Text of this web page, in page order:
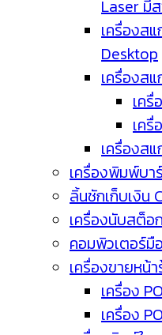
Laser มี
เครื่องส
Desktop
เครื่องส
เครื่
เครื่
เครื่องส
เครื่องพิมพ์บา
ลิ้นชักเก็บเงิน
เครื่องนับสต็
คอมพิวเตอร์มื
เครื่องขายหน้
เครื่อง
เครื่อง